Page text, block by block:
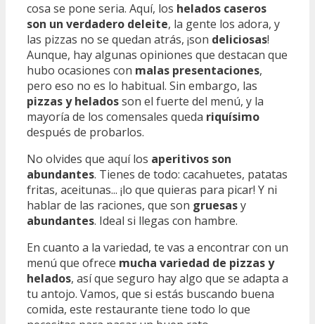
cosa se pone seria. Aquí, los helados caseros
son un verdadero deleite, la gente los adora, y
las pizzas no se quedan atrás, ¡son deliciosas!
Aunque, hay algunas opiniones que destacan que
hubo ocasiones con malas presentaciones,
pero eso no es lo habitual. Sin embargo, las
pizzas y heladosson el fuerte del menú, y la
mayoría de los comensales queda riquísimo
después de probarlos.
No olvides que aquí los aperitivos son
abundantes. Tienes de todo: cacahuetes, patatas
fritas, aceitunas... ¡lo que quieras para picar! Y ni
hablar de las raciones, que son gruesasy
abundantes. Ideal si llegas con hambre.
En cuanto a la variedad, te vas a encontrar con un
menú que ofrece mucha variedad de pizzas y
helados, así que seguro hay algo que se adapta a
tu antojo. Vamos, que si estás buscando buena
comida, este restaurante tiene todo lo que